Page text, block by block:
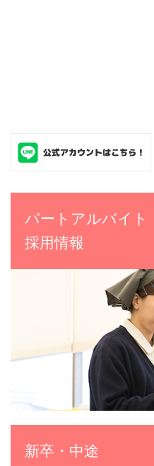
パートアルバイト
採用情報
新卒・中途